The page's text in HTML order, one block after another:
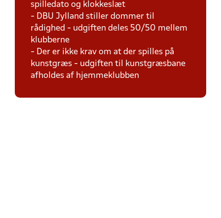
spilledato og klokkeslæt
- DBU Jylland stiller dommer til
rådighed - udgiften deles 50/50 mellem
klubberne
- Der er ikke krav om at der spilles på
kunstgræs - udgiften til kunstgræsbane
afholdes af hjemmeklubben